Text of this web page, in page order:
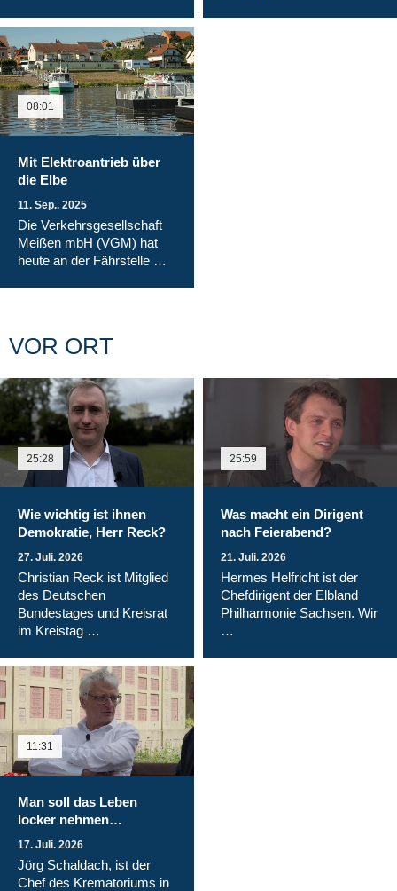
08:01
Mit Elektroantrieb über
die Elbe
11. Sep.. 2025
Die Verkehrsgesellschaft
Meißen mbH (VGM) hat
heute an der Fährstelle …
VOR ORT
25:28
Wie wichtig ist ihnen
Demokratie, Herr Reck?
27. Juli. 2026
Christian Reck ist Mitglied
des Deutschen
Bundestages und Kreisrat
im Kreistag …
25:59
Was macht ein Dirigent
nach Feierabend?
21. Juli. 2026
Hermes Helfricht ist der
Chefdirigent der Elbland
Philharmonie Sachsen. Wir
…
11:31
Man soll das Leben
locker nehmen…
17. Juli. 2026
Jörg Schaldach, ist der
Chef des Krematoriums in